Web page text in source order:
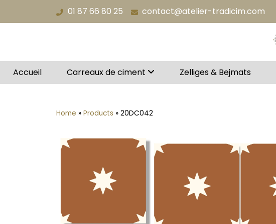
01 87 66 80 25 contact@atelier-tradicim.com
Accueil Carreaux de ciment Zelliges & Bejmats
Home » Products » 20DC042